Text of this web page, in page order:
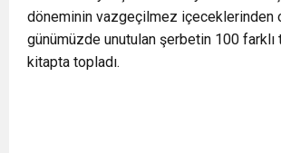
0:12 Nar suyunun antioksidan seviyesi yeşil
0:07
döneminin vazgeçilmez içeceklerinden
günümüzde unutulan şerbetin 100
kitapta topladı.